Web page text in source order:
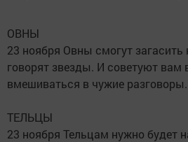
ОВНЫ
23 ноября Овны смогут загасить
говорят звезды. И советуют вам
вмешиваться в чужие разговоры.
ТЕЛЬЦЫ
23 ноября Тельцам нужно будет